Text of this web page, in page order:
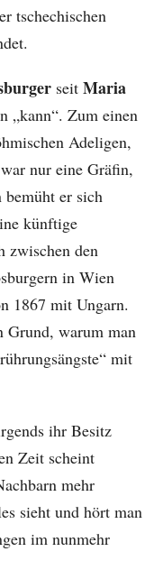
tschechischen
seit Maria
„kann“. Zum einen
Adeligen,
nur eine Gräfin,
bemüht er sich
künftige
zwischen den
in Wien
1867 mit Ungarn.
warum man
mit
ihr Besitz
Zeit scheint
mehr
sieht und hört man
im nunmehr